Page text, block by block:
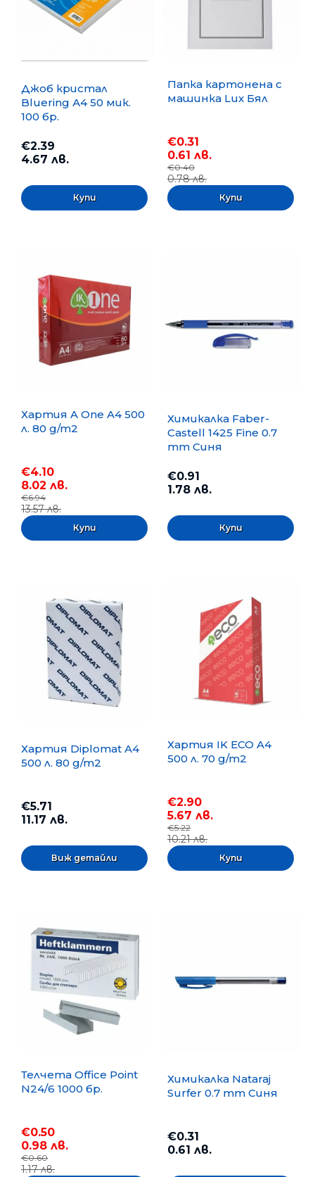
Джоб кристал
Bluering А4 50 мик.
100 бр.
€2.39
4.67 лв.
Папка картонена с
машинка Lux Бял
€0.31
0.61 лв.
€0.40
0.78 лв.
Хартия A One A4 500
л. 80 g/m2
€4.10
8.02 лв.
€6.94
13.57 лв.
Химикалка Faber-
Castell 1425 Fine 0.7
mm Синя
€0.91
1.78 лв.
Хартия Diplomat A4
500 л. 80 g/m2
€5.71
11.17 лв.
Виж детайли
Хартия IK ECO A4
500 л. 70 g/m2
€2.90
5.67 лв.
€5.22
10.21 лв.
Телчета Office Point
N24/6 1000 бр.
€0.50
0.98 лв.
€0.60
1.17 лв.
Химикалка Nataraj
Surfer 0.7 mm Синя
€0.31
0.61 лв.